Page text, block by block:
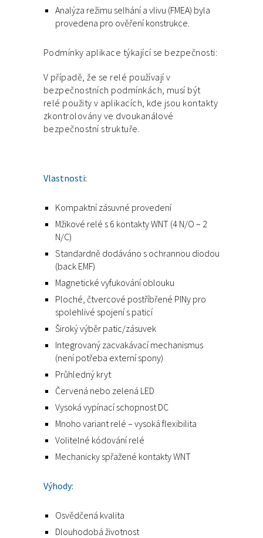
Analýza režimu selhání a vlivu (FMEA) byla
provedena pro ověření konstrukce.
Podmínky aplikace týkající se bezpečnosti:
V případě, že se relé používají v
bezpečnostních podmínkách, musí být
relé použity v aplikacích, kde jsou kontakty
zkontrolovány ve dvoukanálové
bezpečnostní struktuře.
Vlastnosti:
Kompaktní zásuvné provedení
Mžikové relé s 6 kontakty WNT (4 N/O – 2
N/C)
Standardně dodáváno s ochrannou diodou
(back EMF)
Magnetické vyfukování oblouku
Ploché, čtvercové postříbřené PINy pro
spolehlivé spojení s paticí
Široký výběr patic/zásuvek
Integrovaný zacvakávací mechanismus
(není potřeba externí spony)
Průhledný kryt
Červená nebo zelená LED
Vysoká vypínací schopnost DC
Mnoho variant relé – vysoká flexibilita
Volitelné kódování relé
Mechanicky spřažené kontakty WNT
Výhody:
Osvědčená kvalita
Dlouhodobá životnost